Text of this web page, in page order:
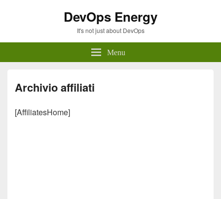
DevOps Energy
It's not just about DevOps
Menu
Archivio affiliati
[AffiliatesHome]